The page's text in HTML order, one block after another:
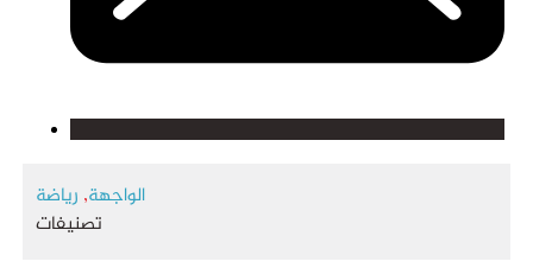
الواجهة, رياضة
تصنيفات